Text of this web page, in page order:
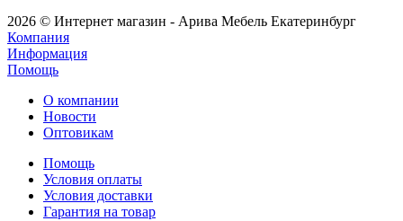
2026 © Интернет магазин - Арива Мебель Екатеринбург
Компания
Информация
Помощь
О компании
Новости
Оптовикам
Помощь
Условия оплаты
Условия доставки
Гарантия на товар